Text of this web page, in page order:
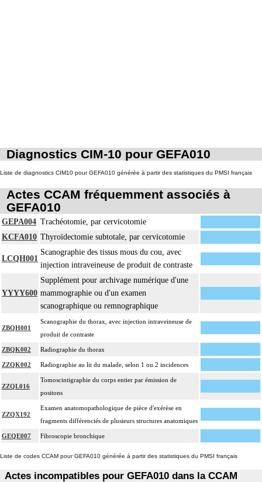
Diagnostics CIM-10 pour GEFA010
Liste de diagnostics CIM10 pour GEFA010 générée à partir des statistiques du PMSI français
Actes CCAM fréquemment associés à
GEFA010
GEPA004 Trachéotomie, par cervicotomie
KCFA010 Thyroïdectomie subtotale, par cervicotomie
LCQH001
Scanographie des tissus mous du cou, avec
injection intraveineuse de produit de contraste
YYYY600
Supplément pour archivage numérique d'une
mammographie ou d'un examen
scanographique ou remnographique
ZBQH001
Scanographie du thorax, avec injection intraveineuse de
produit de contraste
ZBQK002 Radiographie du thorax
ZZQK002 Radiographie au lit du malade, selon 1 ou 2 incidences
ZZQL016
Tomoscintigraphie du corps entier par émission de
positons
ZZQX192
Examen anatomopathologique de pièce d'exérèse en
fragments différenciés de plusieurs structures anatomiques
GEQE007 Fibroscopie bronchique
Liste de codes CCAM pour GEFA010 générée à partir des statistiques du PMSI français
Actes incompatibles pour GEFA010 dans la CCAM